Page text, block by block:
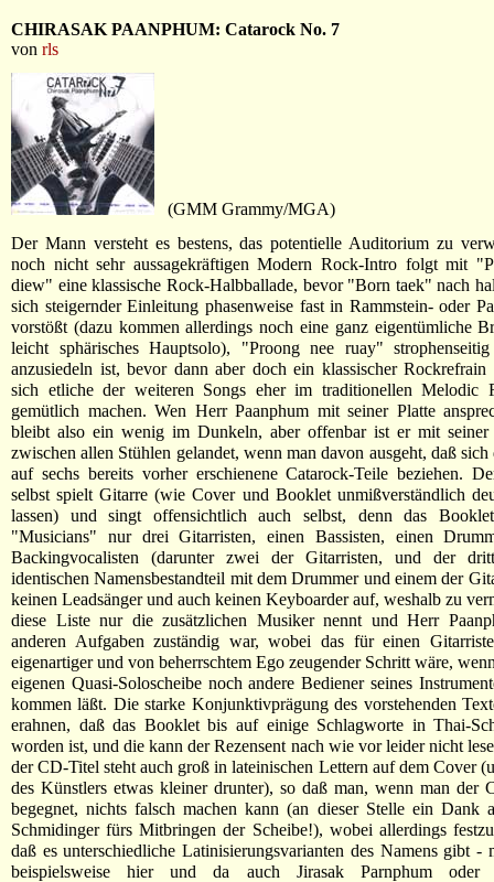
CHIRASAK PAANPHUM: Catarock No. 7
von rls
(GMM Grammy/MGA)
Der Mann versteht es bestens, das potentielle Auditorium zu
noch nicht sehr aussagekräftigen Modern Rock-Intro folgt mit
diew" eine klassische Rock-Halbballade, bevor "Born taek" nach
sich steigernder Einleitung phasenweise fast in Rammstein- oder
vorstößt (dazu kommen allerdings noch eine ganz eigentümliche
leicht sphärisches Hauptsolo), "Proong nee ruay"
anzusiedeln ist, bevor dann aber doch ein klassischer
sich etliche der weiteren Songs eher im traditionellen Melodic
gemütlich machen. Wen Herr Paanphum mit seiner Platte
bleibt also ein wenig im Dunkeln, aber offenbar ist er mit
zwischen allen Stühlen gelandet, wenn man davon ausgeht, daß
auf sechs bereits vorher erschienene Catarock-Teile beziehen.
selbst spielt Gitarre (wie Cover und Booklet unmißverständlich
lassen) und singt offensichtlich auch selbst, denn das
"Musicians" nur drei Gitarristen, einen Bassisten, einen
Backingvocalisten (darunter zwei der Gitarristen, und der
identischen Namensbestandteil mit dem Drummer und einem der
keinen Leadsänger und auch keinen Keyboarder auf, weshalb zu
diese Liste nur die zusätzlichen Musiker nennt und Herr
anderen Aufgaben zuständig war, wobei das für einen
eigenartiger und von beherrschtem Ego zeugender Schritt wäre,
eigenen Quasi-Soloscheibe noch andere Bediener seines
kommen läßt. Die starke Konjunktivprägung des vorstehenden
erahnen, daß das Booklet bis auf einige Schlagworte in Thai-
worden ist, und die kann der Rezensent nach wie vor leider nicht
der CD-Titel steht auch groß in lateinischen Lettern auf dem Cover
des Künstlers etwas kleiner drunter), so daß man, wenn man der
begegnet, nichts falsch machen kann (an dieser Stelle ein Dank
Schmidinger fürs Mitbringen der Scheibe!), wobei allerdings
daß es unterschiedliche Latinisierungsvarianten des Namens gibt -
beispielsweise hier und da auch Jirasak Parnphum oder